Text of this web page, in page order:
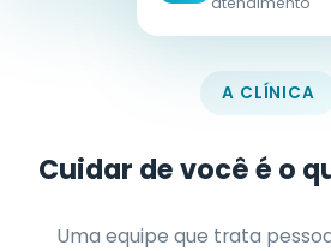
A CLÍNICA
Cuidar de você é o
Uma equipe que trata